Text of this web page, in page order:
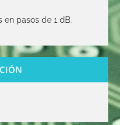
en pasos de 1 dB.